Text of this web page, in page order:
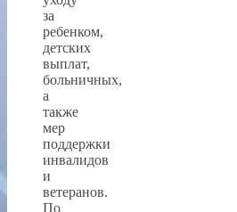
за
ребенком,
детских
выплат,
больничных,
а
также
мер
поддержки
инвалидов
и
ветеранов.
По